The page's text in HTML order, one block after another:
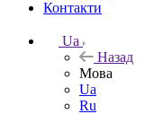
Контакти
Ua
Назад
Мова
Ua
Ru